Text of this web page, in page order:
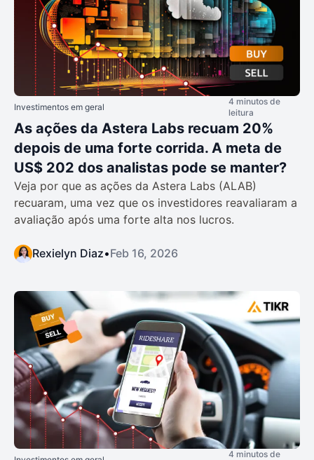
Investimentos em geral
4 minutos de
leitura
As ações da Astera Labs recuam 20%
depois de uma forte corrida. A meta de
US$ 202 dos analistas pode se manter?
Veja por que as ações da Astera Labs (ALAB)
recuaram, uma vez que os investidores reavaliaram a
avaliação após uma forte alta nos lucros.
Rexielyn Diaz•Feb 16, 2026
4 minutos de